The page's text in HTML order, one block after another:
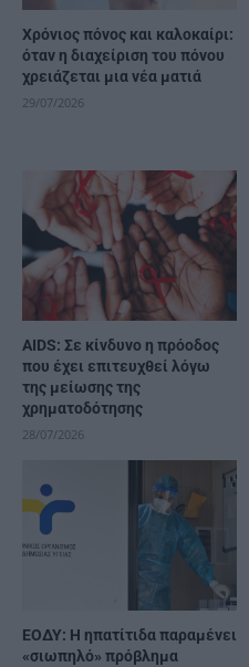
Χρόνιος πόνος και καλοκαίρι:
όταν η διαχείριση του πόνου
χρειάζεται μια νέα ματιά
29/07/2026
AIDS: Σε κίνδυνο η πρόοδος
που έχει επιτευχθεί λόγω
της μείωσης της
χρηματοδότησης
28/07/2026
ΕΟΔΥ: Η ηπατίτιδα παραμένει
«σιωπηλό» πρόβλημα